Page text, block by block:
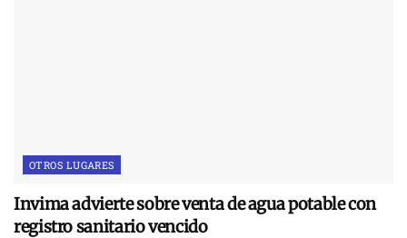
OTROS LUGARES
Invima advierte sobre venta de agua potable con
registro sanitario vencido